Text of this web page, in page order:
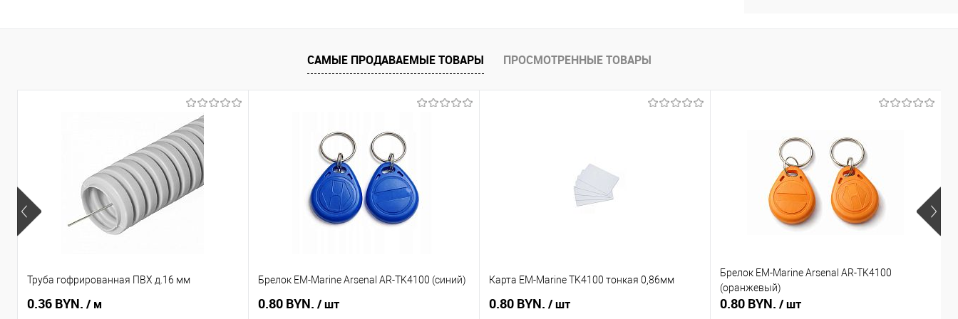
САМЫЕ ПРОДАВАЕМЫЕ ТОВАРЫ ПРОСМОТРЕННЫЕ ТОВАРЫ
Труба гофрированная ПВХ д.16 мм
0.36 BYN. / м
Брелок EM-Marine Arsenal AR-TK4100 (синий)
0.80 BYN. / шт
Карта EM-Marine TK4100 тонкая 0,86мм
0.80 BYN. / шт
Брелок EM-Marine Arsenal AR-TK4100
(оранжевый)
0.80 BYN. / шт